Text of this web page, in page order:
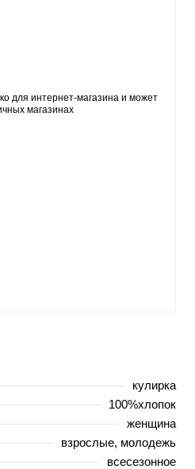
для интернет-магазина и может
магазинах
кулирка
100%хлопок
женщина
взрослые, молодежь
всесезонное